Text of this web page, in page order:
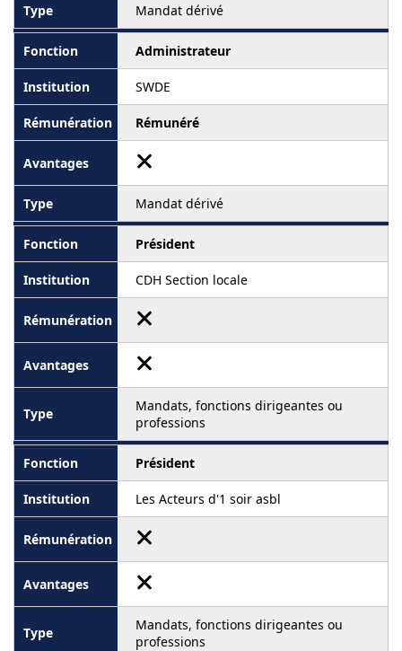
Mandat dérivé
Administrateur
SWDE
Rémunéré
Mandat dérivé
Président
CDH Section locale
Mandats, fonctions dirigeantes ou
professions
Président
Les Acteurs d'1 soir asbl
Mandats, fonctions dirigeantes ou
professions